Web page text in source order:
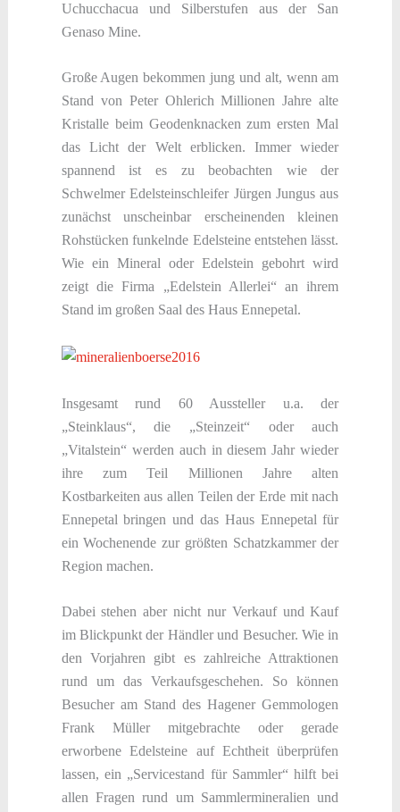
Uchucchacua und Silberstufen aus der San
Genaso Mine.
Große Augen bekommen jung und alt, wenn am
Stand von Peter Ohlerich Millionen Jahre alte
Kristalle beim Geodenknacken zum ersten Mal
das Licht der Welt erblicken. Immer wieder
spannend ist es zu beobachten wie der
Schwelmer Edelsteinschleifer Jürgen Jungus aus
zunächst unscheinbar erscheinenden kleinen
Rohstücken funkelnde Edelsteine entstehen lässt.
Wie ein Mineral oder Edelstein gebohrt wird
zeigt die Firma „Edelstein Allerlei“ an ihrem
Stand im großen Saal des Haus Ennepetal.
Insgesamt rund 60 Aussteller u.a. der
„Steinklaus“, die „Steinzeit“ oder auch
„Vitalstein“ werden auch in diesem Jahr wieder
ihre zum Teil Millionen Jahre alten
Kostbarkeiten aus allen Teilen der Erde mit nach
Ennepetal bringen und das Haus Ennepetal für
ein Wochenende zur größten Schatzkammer der
Region machen.
Dabei stehen aber nicht nur Verkauf und Kauf
im Blickpunkt der Händler und Besucher. Wie in
den Vorjahren gibt es zahlreiche Attraktionen
rund um das Verkaufsgeschehen. So können
Besucher am Stand des Hagener Gemmologen
Frank Müller mitgebrachte oder gerade
erworbene Edelsteine auf Echtheit überprüfen
lassen, ein „Servicestand für Sammler“ hilft bei
allen Fragen rund um Sammlermineralien und